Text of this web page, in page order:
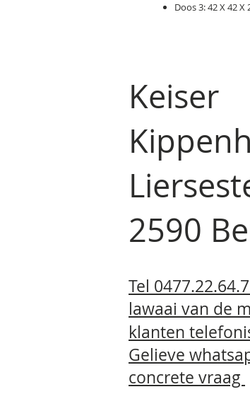
Doos 3: 42 X 42 X
Keiser
2590
Tel
lawaai van de
klanten
Gelieve
concrete vraag